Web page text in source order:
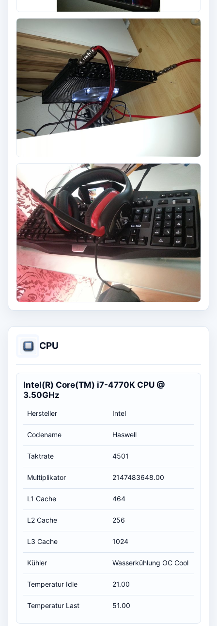
CPU
Intel(R) Core(TM) i7-4770K CPU @
3.50GHz
Hersteller Intel
Codename Haswell
Taktrate 4501
Multiplikator 2147483648.00
L1 Cache 464
L2 Cache 256
L3 Cache 1024
Kühler Wasserkühlung OC Cool
Temperatur Idle 21.00
Temperatur Last 51.00